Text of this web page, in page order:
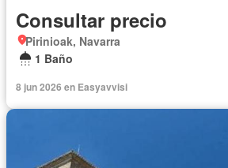
Consultar precio
Pirinioak, Navarra
1 Baño
8 jun 2026 en Easyavvisi